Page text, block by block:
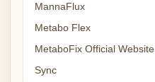
MannaFlux
Metabo Flex
MetaboFix Official Website
Sync